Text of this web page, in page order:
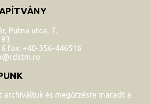
Putna utca, 7.
fax: +40-356-446516
archíváltuk és megőrzésre maradt a